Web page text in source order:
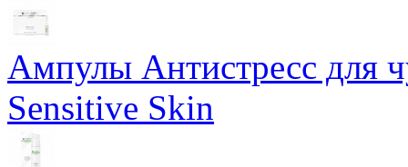
Ампулы Антистресс для
Sensitive Skin